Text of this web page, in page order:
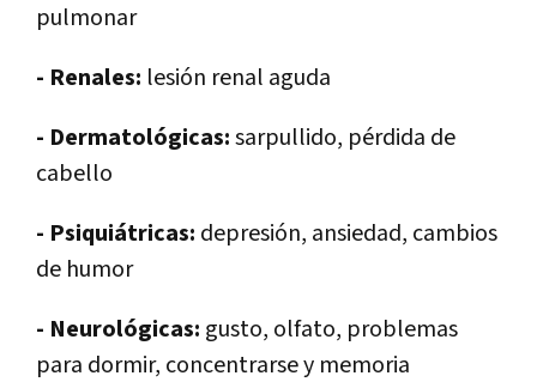
pulmonar
- Renales: lesión renal aguda
- Dermatológicas:sarpullido, pérdida de
cabello
- Psiquiátricas: depresión, ansiedad, cambios
de humor
- Neurológicas: gusto, olfato, problemas
para dormir, concentrarse y memoria